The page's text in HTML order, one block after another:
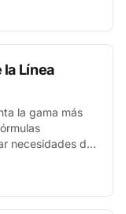
dosis más
Línea
la gama más
necesidades de
se centra en un